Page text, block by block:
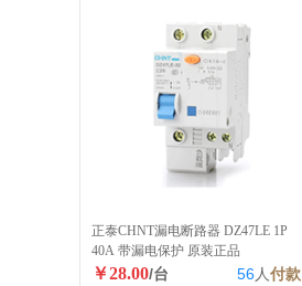
正泰CHNT漏电断路器 DZ47LE 1P
40A 带漏电保护 原装正品
￥28.00/台 56人付款